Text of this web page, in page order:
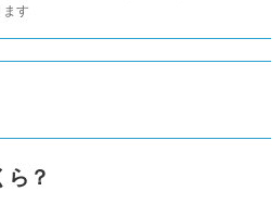
す
ら？